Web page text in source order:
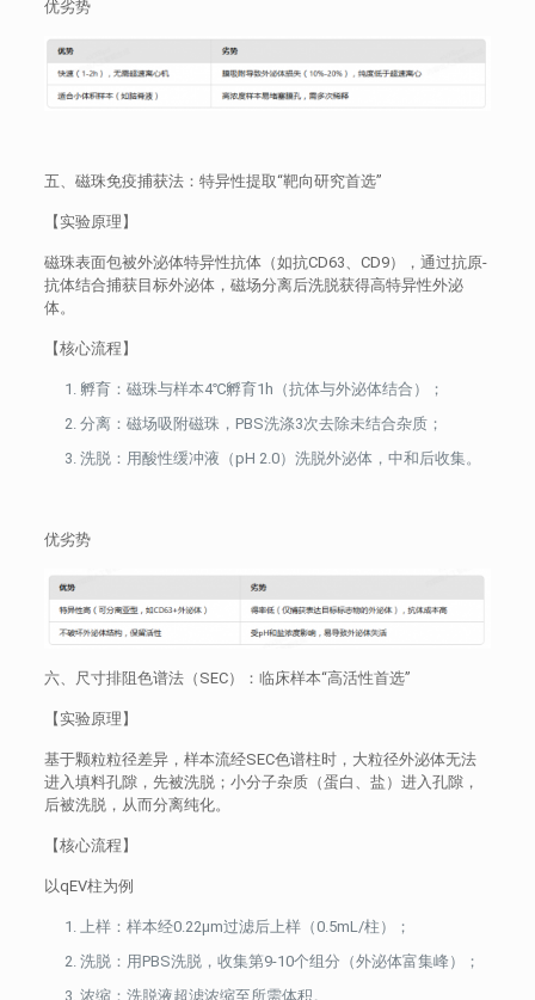
优劣势
五、磁珠免疫捕获法：特异性提取“靶向研究首选”
【实验原理】
磁珠表面包被外泌体特异性抗体（如抗CD63、CD9），通过抗原-
抗体结合捕获目标外泌体，磁场分离后洗脱获得高特异性外泌
体。
【核心流程】
孵育：磁珠与样本4℃孵育1h（抗体与外泌体结合）；
分离：磁场吸附磁珠，PBS洗涤3次去除未结合杂质；
洗脱：用酸性缓冲液（pH 2.0）洗脱外泌体，中和后收集。
优劣势
六、尺寸排阻色谱法（SEC）：临床样本“高活性首选”
【实验原理】
基于颗粒粒径差异，样本流经SEC色谱柱时，大粒径外泌体无法
进入填料孔隙，先被洗脱；小分子杂质（蛋白、盐）进入孔隙，
后被洗脱，从而分离纯化。
【核心流程】
以qEV柱为例
上样：样本经0.22μm过滤后上样（0.5mL/柱）；
洗脱：用PBS洗脱，收集第9-10个组分（外泌体富集峰）；
浓缩：洗脱液超滤浓缩至所需体积。